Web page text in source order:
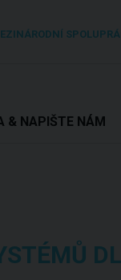
& NAPIŠTE NÁM